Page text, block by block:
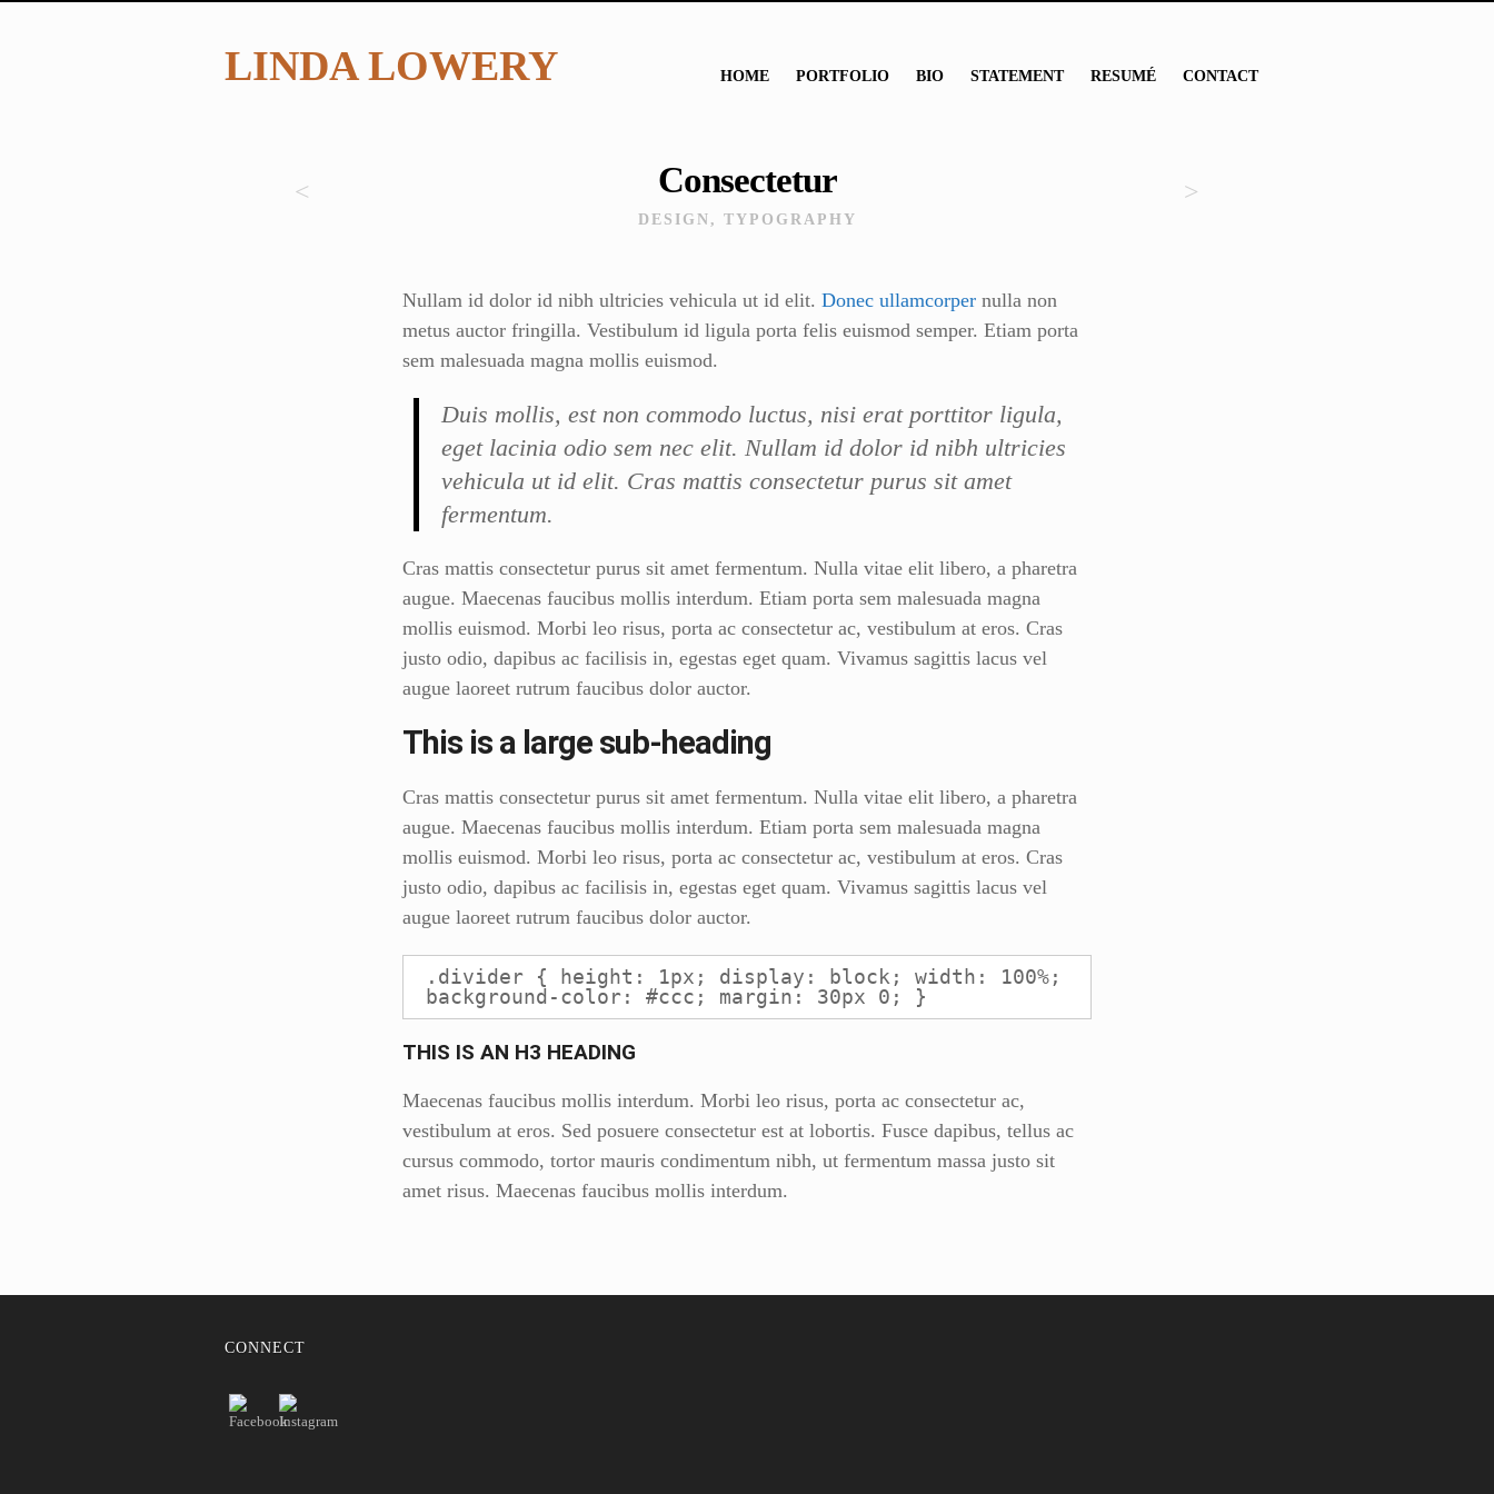
LINDA LOWERY HOME PORTFOLIO BIO STATEMENT RESUMÉ CONTACT
Consectetur
DESIGN, TYPOGRAPHY
Nullam id dolor id nibh ultricies vehicula ut id elit. Donec ullamcorper nulla non
metus auctor fringilla. Vestibulum id ligula porta felis euismod semper. Etiam porta
sem malesuada magna mollis euismod.
Duis mollis, est non commodo luctus, nisi erat porttitor ligula,
eget lacinia odio sem nec elit. Nullam id dolor id nibh ultricies
vehicula ut id elit. Cras mattis consectetur purus sit amet
fermentum.
Cras mattis consectetur purus sit amet fermentum. Nulla vitae elit libero, a pharetra
augue. Maecenas faucibus mollis interdum. Etiam porta sem malesuada magna
mollis euismod. Morbi leo risus, porta ac consectetur ac, vestibulum at eros. Cras
justo odio, dapibus ac facilisis in, egestas eget quam. Vivamus sagittis lacus vel
augue laoreet rutrum faucibus dolor auctor.
This is a large sub-heading
Cras mattis consectetur purus sit amet fermentum. Nulla vitae elit libero, a pharetra
augue. Maecenas faucibus mollis interdum. Etiam porta sem malesuada magna
mollis euismod. Morbi leo risus, porta ac consectetur ac, vestibulum at eros. Cras
justo odio, dapibus ac facilisis in, egestas eget quam. Vivamus sagittis lacus vel
augue laoreet rutrum faucibus dolor auctor.
.divider { height: 1px; display: block; width: 100%;
background-color: #ccc; margin: 30px 0; }
THIS IS AN H3 HEADING
Maecenas faucibus mollis interdum. Morbi leo risus, porta ac consectetur ac,
vestibulum at eros. Sed posuere consectetur est at lobortis. Fusce dapibus, tellus ac
cursus commodo, tortor mauris condimentum nibh, ut fermentum massa justo sit
amet risus. Maecenas faucibus mollis interdum.
CONNECT